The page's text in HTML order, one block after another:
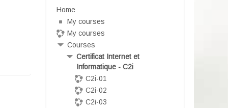
Home
My courses
My courses
Courses
Certificat Internet et
Informatique - C2i
C2i-01
C2i-02
C2i-03